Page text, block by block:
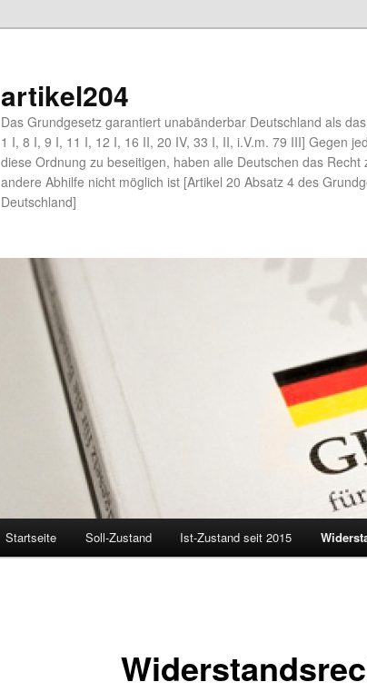
artikel204
Das Grundgesetz garantiert unabänderbar Deutschland als
1 I, 8 I, 9 I, 11 I, 12 I, 16 II, 20 IV, 33 I, II, i.V.m. 79 III] Gegen
diese Ordnung zu beseitigen, haben alle Deutschen das Recht
andere Abhilfe nicht möglich ist [Artikel 20 Absatz 4 des
Deutschland]
Zum
Startseite Soll-Zustand Ist-Zustand seit 2015